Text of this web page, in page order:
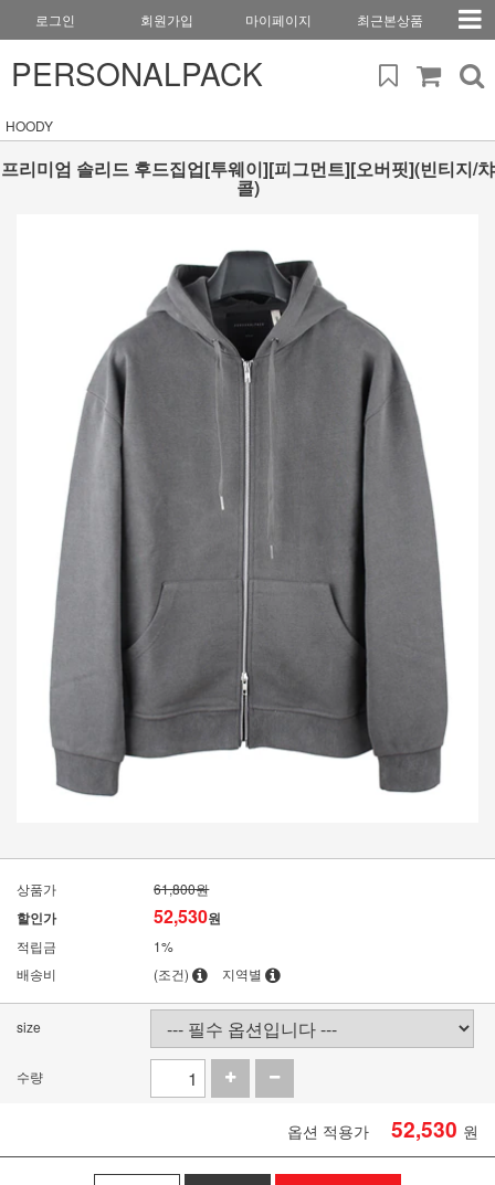
로그인 회원가입 마이페이지 최근본상품
PERSONALPACK
HOODY
프리미엄 솔리드 후드집업[투웨이][피그먼트][오버핏](빈티지/챠
콜)
상품가 61,800원
할인가 52,530원
적립금
1%
배송비
(조건) 지역별
size
수량
옵션 적용가 52,530 원